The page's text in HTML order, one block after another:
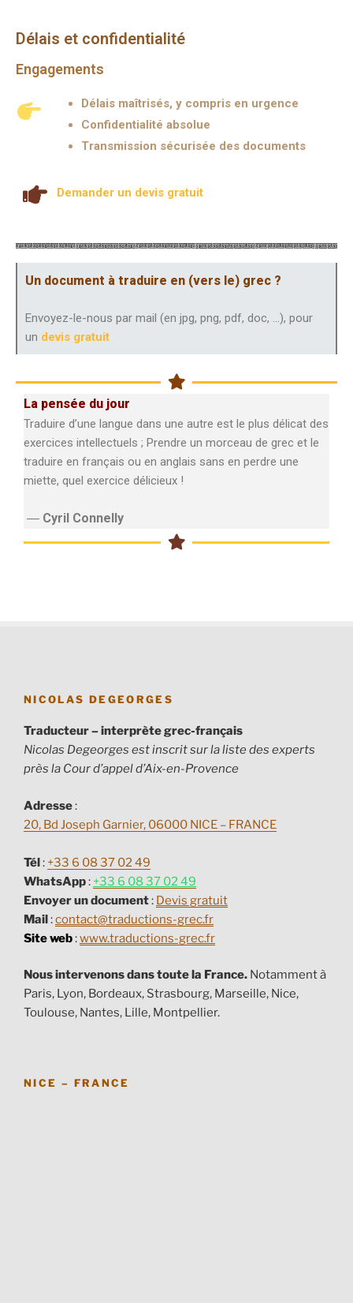
Délais et confidentialité
Engagements
Délais maîtrisés, y compris en urgence
Confidentialité absolue
Transmission sécurisée des documents
Demander un devis gratuit
Un document à traduire en (vers le) grec ?
Envoyez-le-nous par mail (en jpg, png, pdf, doc, …), pour
un devis gratuit
La pensée du jour
Traduire d’une langue dans une autre est le plus délicat des
exercices intellectuels ; Prendre un morceau de grec et le
traduire en français ou en anglais sans en perdre une
miette, quel exercice délicieux !
― Cyril Connelly
NICOLAS DEGEORGES
Traducteur – interprète grec-français
Nicolas Degeorges est inscrit sur la liste des experts
près la Cour d’appel d’Aix-en-Provence
Adresse:
20, Bd Joseph Garnier, 06000 NICE – FRANCE
Tél: +33 6 08 37 02 49
WhatsApp: +33 6 08 37 02 49
Envoyer un document: Devis gratuit
Mail:contact@traductions-grec.fr
Site web:www.traductions-grec.fr
Nous intervenons dans toute la France. Notamment à
Paris, Lyon, Bordeaux, Strasbourg, Marseille, Nice,
Toulouse, Nantes, Lille, Montpellier.
NICE – FRANCE